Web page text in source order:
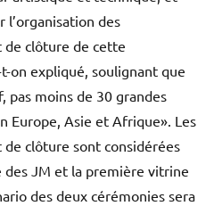
l’organisation des
de clôture de cette
on expliqué, soulignant que
pas moins de 30 grandes
Europe, Asie et Afrique». Les
clôture sont considérées
des JM et la première vitrine
des deux cérémonies sera